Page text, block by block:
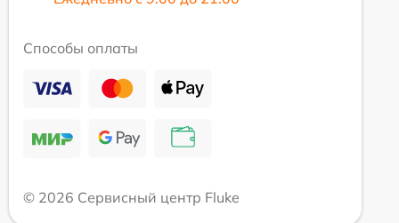
Способы оплаты
© 2026 Сервисный центр Fluke